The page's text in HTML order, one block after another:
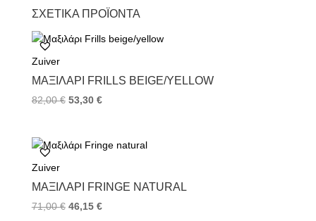
k
ΣΧΕΤΙΚΆ ΠΡΟΪΌΝΤΑ
Zuiver
ΜΑΞΙΛΆΡΙ FRILLS BEIGE/YELLOW
82,00€ 53,30 €
Zuiver
ΜΑΞΙΛΆΡΙ FRINGE NATURAL
71,00€ 46,15 €